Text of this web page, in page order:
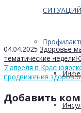
СИТУАЦИЙ
04.04.2025 Здоровье
тематические недели
7 апреля в
продвижения
Добавить